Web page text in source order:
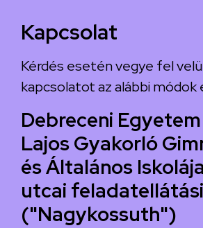
Kapcsolat
Kérdés esetén vegye fel
kapcsolatot az alábbi módok
Debreceni
Lajos Gyakorló
és Általános
utcai
("Nagykossuth")